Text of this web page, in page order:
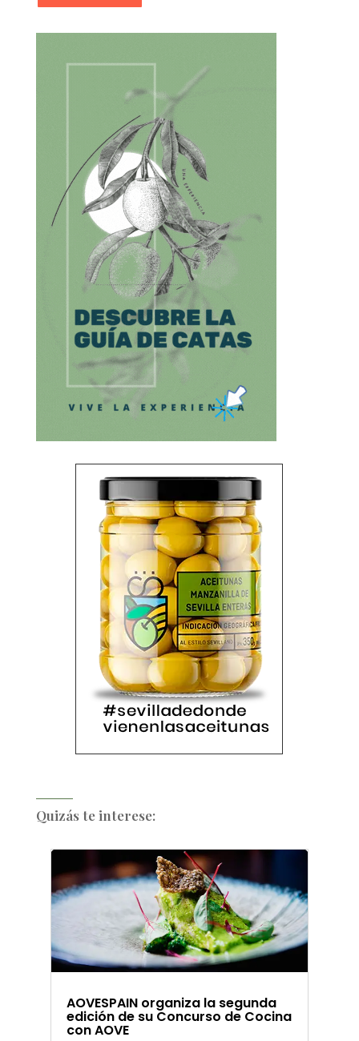
Quizás te interese:
AOVESPAIN organiza la segunda
edición de su Concurso de Cocina
con AOVE